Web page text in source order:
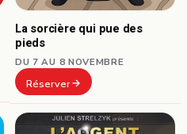
La sorcière qui pue des
pieds
DU 7 AU 8 NOVEMBRE
Réserver